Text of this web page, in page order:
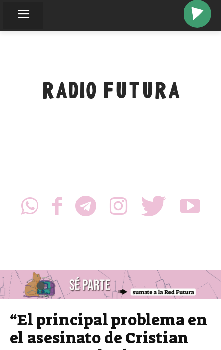
RADIO FUTURA
“El principal problema en
el asesinato de Cristian